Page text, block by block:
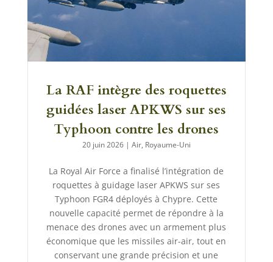
La RAF intègre des roquettes
guidées laser APKWS sur ses
Typhoon contre les drones
20 juin 2026| Air, Royaume-Uni
La Royal Air Force a finalisé l’intégration de
roquettes à guidage laser APKWS sur ses
Typhoon FGR4 déployés à Chypre. Cette
nouvelle capacité permet de répondre à la
menace des drones avec un armement plus
économique que les missiles air-air, tout en
conservant une grande précision et une